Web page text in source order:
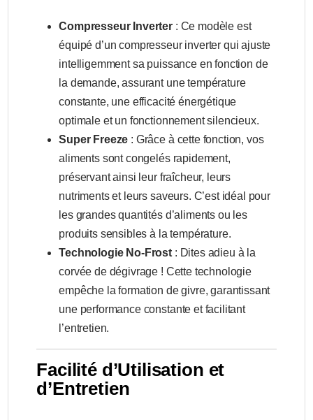
Compresseur Inverter : Ce modèle est
équipé d’un compresseur inverter qui ajuste
intelligemment sa puissance en fonction de
la demande, assurant une température
constante, une efficacité énergétique
optimale et un fonctionnement silencieux.
Super Freeze : Grâce à cette fonction, vos
aliments sont congelés rapidement,
préservant ainsi leur fraîcheur, leurs
nutriments et leurs saveurs. C’est idéal pour
les grandes quantités d’aliments ou les
produits sensibles à la température.
Technologie No-Frost : Dites adieu à la
corvée de dégivrage ! Cette technologie
empêche la formation de givre, garantissant
une performance constante et facilitant
l’entretien.
Facilité d’Utilisation et
d’Entretien